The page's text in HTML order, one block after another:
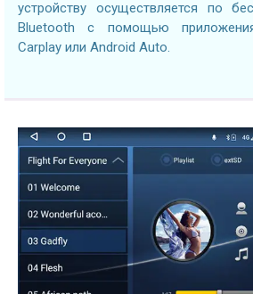
устройству осуществляется по
Bluetooth с помощью
Carplay или Android Auto.